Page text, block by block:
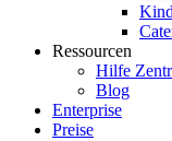
Ressourcen
Hilfe
Blog
Enterprise
Preise